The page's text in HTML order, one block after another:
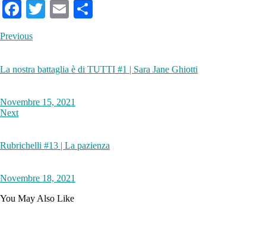
Fa
bo
ok
T
r
E
Previous
La nostra battaglia è di TUTTI #1 | Sara Jane Ghiotti
Novembre 15, 2021
Next
Rubrichelli #13 | La pazienza
Novembre 18, 2021
You May Also Like